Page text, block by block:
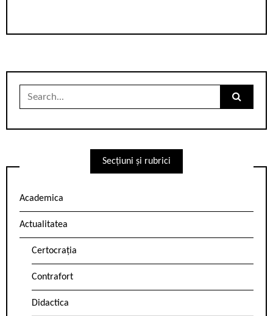
Search
Secțiuni și rubrici
Academica
Actualitatea
Certocrația
Contrafort
Didactica